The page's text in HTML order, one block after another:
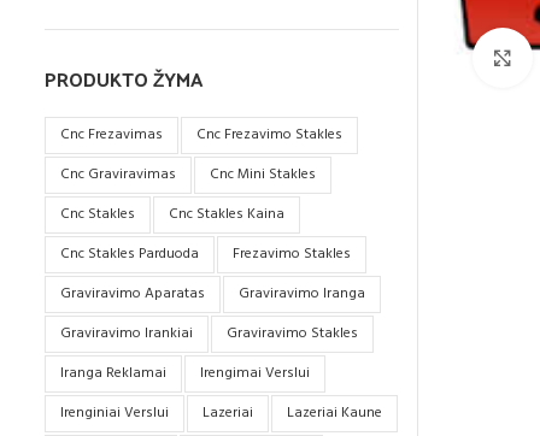
PRODUKTO ŽYMA
Cnc Frezavimas
Cnc Frezavimo Stakles
Cnc Graviravimas
Cnc Mini Stakles
Cnc Stakles
Cnc Stakles Kaina
Cnc Stakles Parduoda
Frezavimo Stakles
Graviravimo Aparatas
Graviravimo Iranga
Graviravimo Irankiai
Graviravimo Stakles
Iranga Reklamai
Irengimai Verslui
Irenginiai Verslui
Lazeriai Lazeriai Kaune